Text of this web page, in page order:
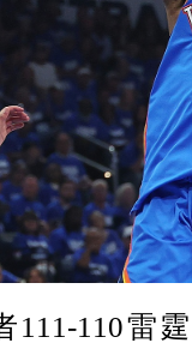
111-110雷